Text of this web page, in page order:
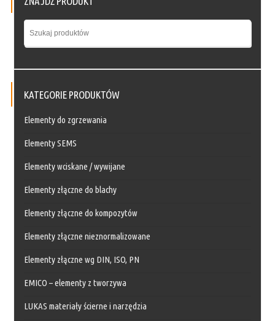
KATEGORIE PRODUKTÓW
Elementy do zgrzewania
Elementy SEMS
Elementy wciskane / wywijane
Elementy złączne do blachy
Elementy złączne do kompozytów
Elementy złączne nieznormalizowane
Elementy złączne wg DIN, ISO, PN
EMICO – elementy z tworzywa
LUKAS materiały ścierne i narzędzia